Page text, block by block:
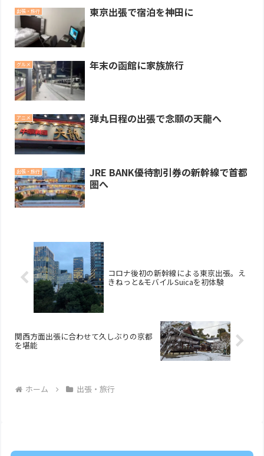
出張・旅行 東京出張で宿泊を神田に
グルメ 年末の函館に家族旅行
アニメ 弾丸日程の出張で念願の天龍へ
出張・旅行
JRE BANK優待割引券の新幹線で首都
圏へ
コロナ後初の新幹線による東京出張。え
きねっと&モバイルSuicaを初体験
関西方面出張に合わせて久しぶりの京都
を堪能
ホーム 出張・旅行